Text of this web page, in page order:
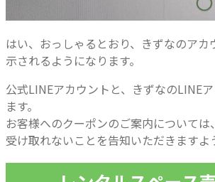
はい、おっしゃるとおり、きずなのア
示されるようになります。
公式LINEアカウントと、きずなのLINE
ます。
お客様へのクーポンのご案内について
受け取れないことを告知いただきますよ